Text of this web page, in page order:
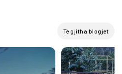
Të gjitha blogjet